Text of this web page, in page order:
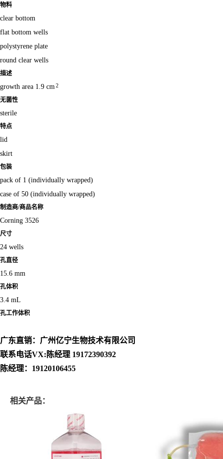
物料
clear bottom
flat bottom wells
polystyrene plate
round clear wells
描述
growth area 1.9 cm 2
无菌性
sterile
特点
lid
skirt
包装
pack of 1 (individually wrapped)
case of 50 (individually wrapped)
制造商/商品名称
Corning 3526
尺寸
24 wells
孔直径
15.6 mm
孔体积
3.4 mL
孔工作体积
广东直销：广州亿宁生物技术有限公司
联系电话VX:陈经理 19172390392
陈经理：19120106455
相关产品：